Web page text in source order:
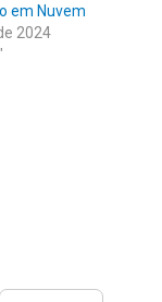
em Nuvem
2024